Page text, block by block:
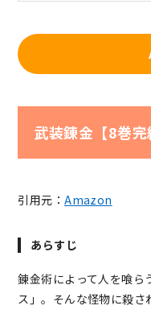
武装錬金【8巻完
引用元：Amazon
あらすじ
錬金術によって人を喰ら
ス」。そんな怪物に殺